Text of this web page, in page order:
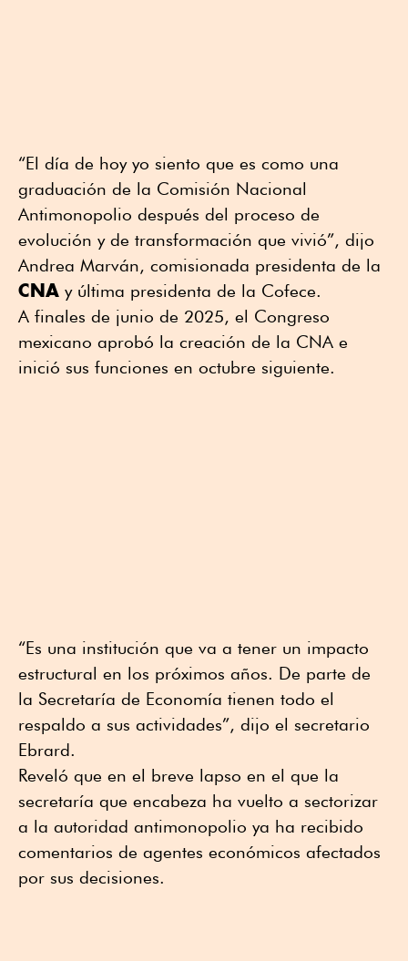
“El día de hoy yo siento que es como una
graduación de la Comisión Nacional
Antimonopolio después del proceso de
evolución y de transformación que vivió”, dijo
Andrea Marván, comisionada presidenta de la
CNA y última presidenta de la Cofece.
A finales de junio de 2025, el Congreso
mexicano aprobó la creación de la CNA e
inició sus funciones en octubre siguiente.
“Es una institución que va a tener un impacto
estructural en los próximos años. De parte de
la Secretaría de Economía tienen todo el
respaldo a sus actividades”, dijo el secretario
Ebrard.
Reveló que en el breve lapso en el que la
secretaría que encabeza ha vuelto a sectorizar
a la autoridad antimonopolio ya ha recibido
comentarios de agentes económicos afectados
por sus decisiones.